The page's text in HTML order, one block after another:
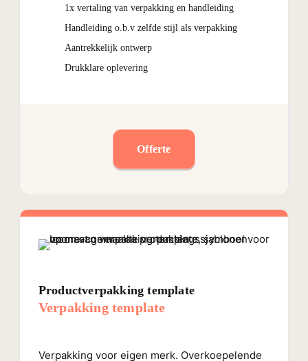
1x vertaling van verpakking en handleiding
Handleiding o.b.v zelfde stijl als verpakking
Aantrekkelijk ontwerp
Drukklare oplevering
Offerte
Productverpakking template
Verpakking template
Verpakking voor eigen merk. Overkoepelende